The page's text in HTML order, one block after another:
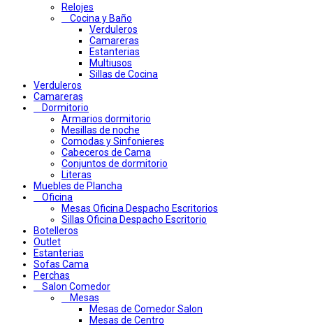
Relojes
Cocina y Baño
Verduleros
Camareras
Estanterias
Multiusos
Sillas de Cocina
Verduleros
Camareras
Dormitorio
Armarios dormitorio
Mesillas de noche
Comodas y Sinfonieres
Cabeceros de Cama
Conjuntos de dormitorio
Literas
Muebles de Plancha
Oficina
Mesas Oficina Despacho Escritorios
Sillas Oficina Despacho Escritorio
Botelleros
Outlet
Estanterias
Sofas Cama
Perchas
Salon Comedor
Mesas
Mesas de Comedor Salon
Mesas de Centro